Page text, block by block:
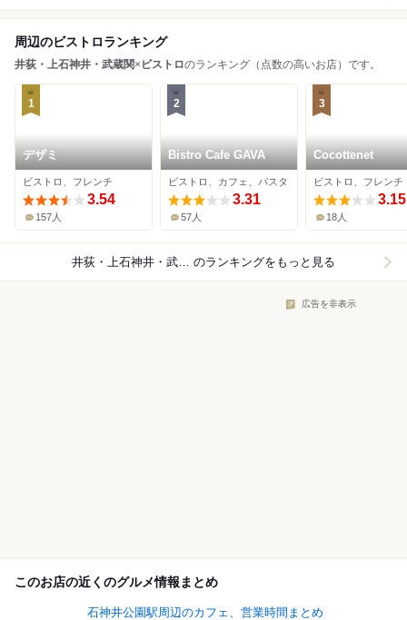
周辺のビストロランキング
井荻・上石神井・武蔵関× ビストロのランキング（点数の高いお店）です。
1
デザミ
ビストロ、フレンチ
3.54
157人
2
Bistro Cafe GAVA
ビストロ、カフェ、パスタ
3.31
57人
3
Cocottenet
ビストロ、フレンチ
3.15
18人
井荻・上石神井・武蔵関×ビストロ のランキングをもっと見る
広告を非表示
このお店の近くのグルメ情報まとめ
石神井公園駅周辺のカフェ、営業時間まとめ